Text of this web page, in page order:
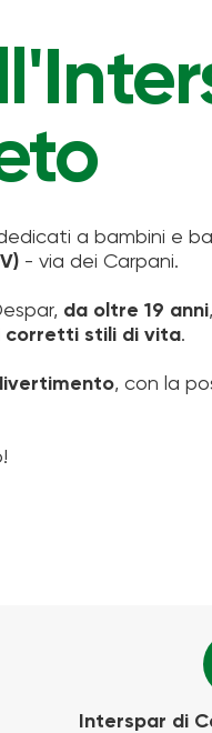
a bambini e
- via dei Carpani.
da oltre 19 anni
corretti stili di vita.
, con la
Interspar di